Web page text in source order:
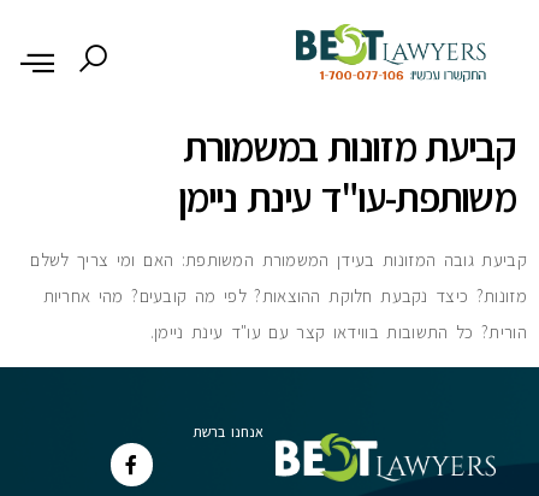
קביעת מזונות במשמורת
משותפת-עו"ד עינת ניימן
קביעת גובה המזונות בעידן המשמורת המשותפת: האם ומי צריך לשלם
מזונות? כיצד נקבעת חלוקת ההוצאות? לפי מה קובעים? מהי אחריות
הורית? כל התשובות בווידאו קצר עם עו"ד עינת ניימן.
אנחנו ברשת